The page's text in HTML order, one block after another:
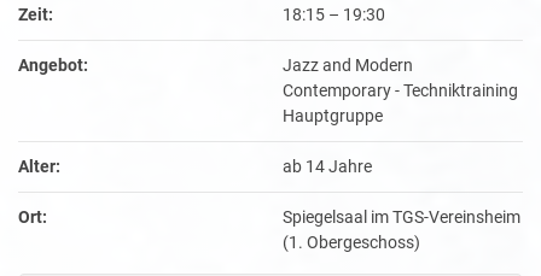
Zeit: 18:15 – 19:30
Angebot:
Jazz and Modern
Contemporary - Techniktraining
Hauptgruppe
Alter: ab 14 Jahre
Ort:
Spiegelsaal im TGS-Vereinsheim
(1. Obergeschoss)